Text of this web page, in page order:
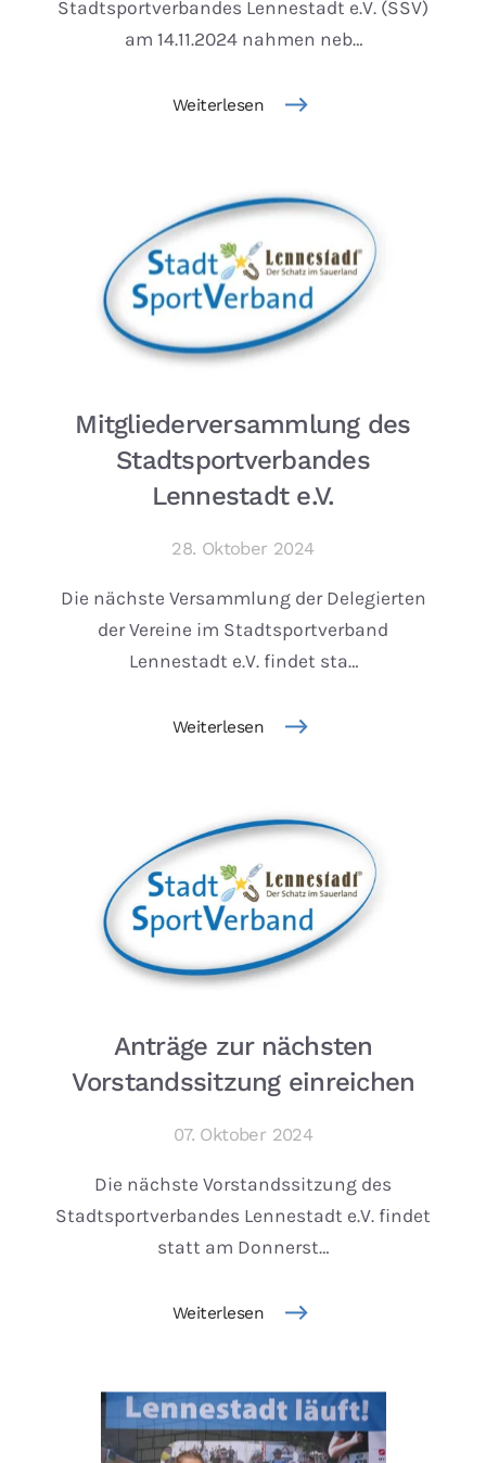
Stadtsportverbandes Lennestadt e.V. (SSV)
am 14.11.2024 nahmen neb…
Weiterlesen
Mitgliederversammlung des
Stadtsportverbandes
Lennestadt e.V.
28. Oktober 2024
Die nächste Versammlung der Delegierten
der Vereine im Stadtsportverband
Lennestadt e.V. findet sta…
Weiterlesen
Anträge zur nächsten
Vorstandssitzung einreichen
07. Oktober 2024
Die nächste Vorstandssitzung des
Stadtsportverbandes Lennestadt e.V. findet
statt am Donnerst…
Weiterlesen